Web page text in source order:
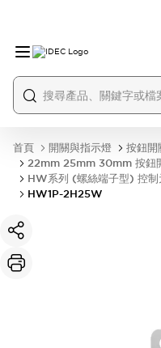
首頁 開關與指示燈
按鈕開
22mm 25mm 30mm 按鈕
HW系列 (螺絲端子型) 控
HW1P-2H25W